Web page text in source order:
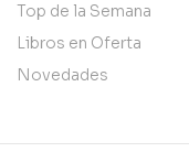
Top de la Semana
Libros en Oferta
Novedades